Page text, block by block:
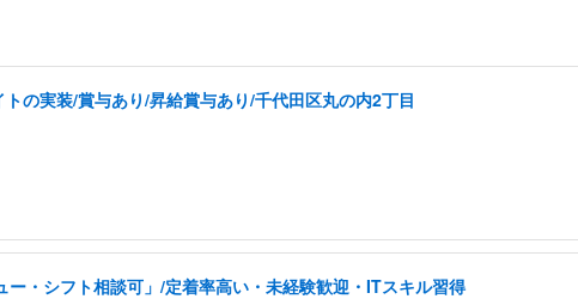
の実装/賞与あり/昇給賞与あり/千代田区丸の内2丁目
・シフト相談可」/定着率高い・未経験歓迎・ITスキル習得